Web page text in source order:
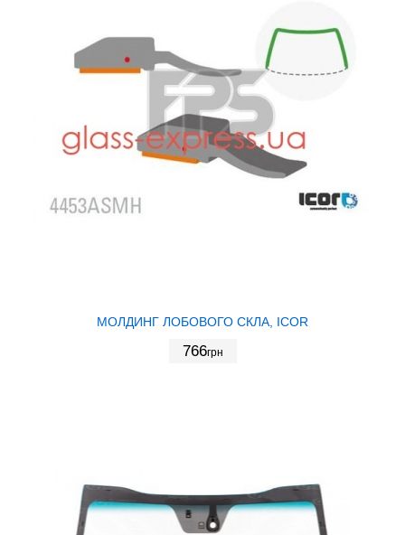
МОЛДИНГ ЛОБОВОГО СКЛА, ICOR
766грн